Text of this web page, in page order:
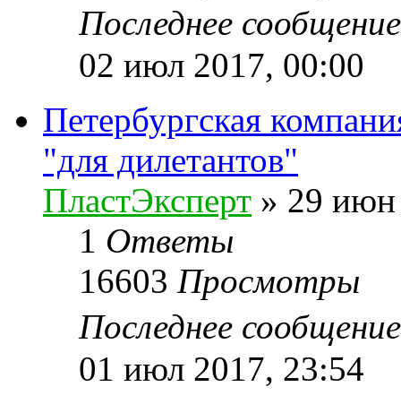
Последнее
02 июл 2017, 00:00
Петербургская
"для дилетантов"
ПластЭксперт » 29 июн
1 Ответы
16603 Просмотры
Последнее
01 июл 2017, 23:54